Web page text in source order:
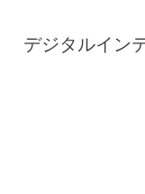
デジタルイン